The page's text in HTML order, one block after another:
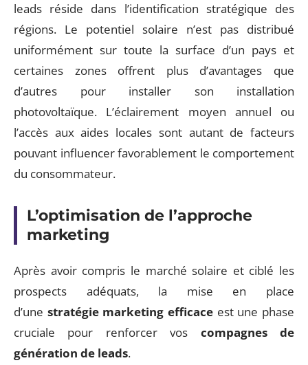
leads réside dans l’identification stratégique des
régions. Le potentiel solaire n’est pas distribué
uniformément sur toute la surface d’un pays et
certaines zones offrent plus d’avantages que
d’autres pour installer son installation
photovoltaïque. L’éclairement moyen annuel ou
l’accès aux aides locales sont autant de facteurs
pouvant influencer favorablement le comportement
du consommateur.
L’optimisation de l’approche
marketing
Après avoir compris le marché solaire et ciblé les
prospects adéquats, la mise en place
d’une stratégie marketing efficace est une phase
cruciale pour renforcer vos compagnes de
génération de leads.